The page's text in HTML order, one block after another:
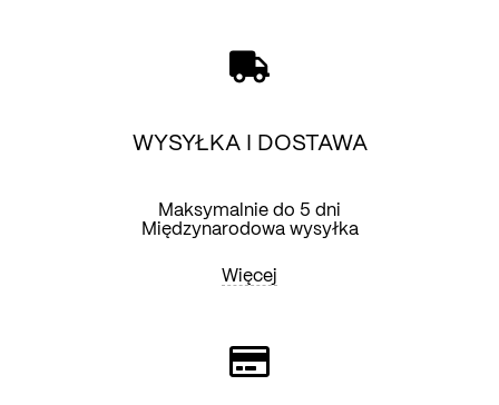
WYSYŁKA I DOSTAWA
Maksymalnie do 5 dni
Międzynarodowa wysyłka
Więcej